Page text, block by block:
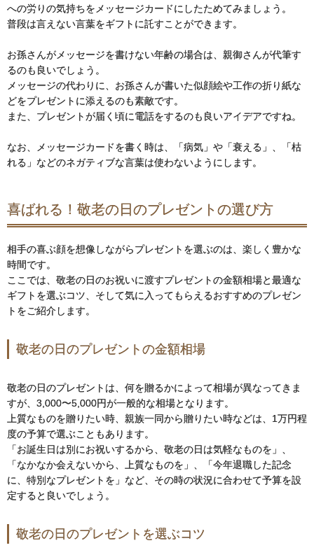
への労りの気持ちをメッセージカードにしたためてみましょう。
普段は言えない言葉をギフトに託すことができます。
お孫さんがメッセージを書けない年齢の場合は、親御さんが代筆す
るのも良いでしょう。
メッセージの代わりに、お孫さんが書いた似顔絵や工作の折り紙な
どをプレゼントに添えるのも素敵です。
また、プレゼントが届く頃に電話をするのも良いアイデアですね。
なお、メッセージカードを書く時は、「病気」や「衰える」、「枯
れる」などのネガティブな言葉は使わないようにします。
喜ばれる！敬老の日のプレゼントの選び方
相手の喜ぶ顔を想像しながらプレゼントを選ぶのは、楽しく豊かな
時間です。
ここでは、敬老の日のお祝いに渡すプレゼントの金額相場と最適な
ギフトを選ぶコツ、そして気に入ってもらえるおすすめのプレゼン
トをご紹介します。
敬老の日のプレゼントの金額相場
敬老の日のプレゼントは、何を贈るかによって相場が異なってきま
すが、3,000〜5,000円が一般的な相場となります。
上質なものを贈りたい時、親族一同から贈りたい時などは、1万円程
度の予算で選ぶこともあります。
「お誕生日は別にお祝いするから、敬老の日は気軽なものを」、
「なかなか会えないから、上質なものを」、「今年退職した記念
に、特別なプレゼントを」など、その時の状況に合わせて予算を設
定すると良いでしょう。
敬老の日のプレゼントを選ぶコツ